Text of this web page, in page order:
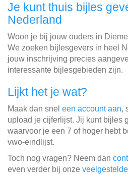
Je kunt thuis bijles
Nederland
Woon je bij jouw ouders in
We zoeken bijlesgevers in heel
jouw inschrijving precies
interessante bijlesgebieden zijn.
Lijkt het je wat?
Maak dan snel een account aan,
upload je cijferlijst. Jij kunt bijles
waarvoor je een 7 of hoger hebt
vwo-eindlijst.
Toch nog vragen? Neem dan
even verder bij onze